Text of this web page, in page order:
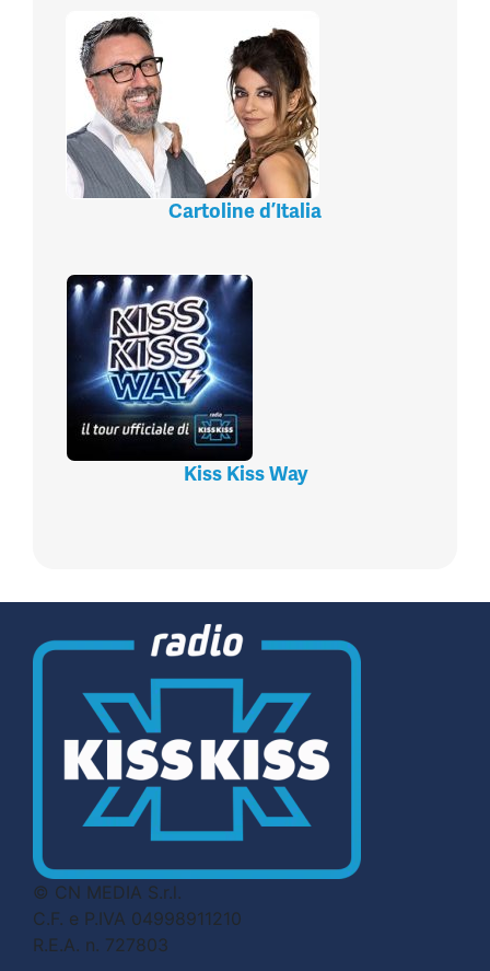
Cartoline d’Italia
Kiss Kiss Way
© CN MEDIA S.r.l.
C.F. e P.IVA 04998911210
R.E.A. n. 727803